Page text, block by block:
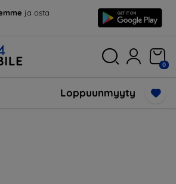
ja osta
0
Loppuunmyyty